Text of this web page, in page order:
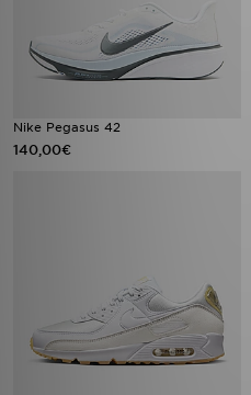
Nike Pegasus 42
140,00€